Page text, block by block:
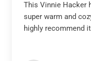
This Vinnie Hacker
super warm and
highly recommend